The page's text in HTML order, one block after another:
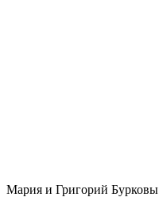
Мария и Григорий Бурковы